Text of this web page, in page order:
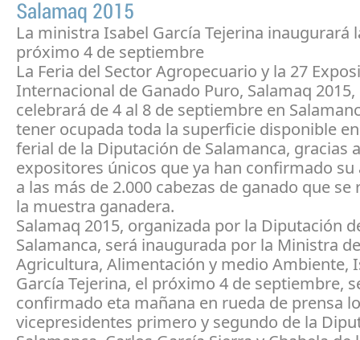
Salamaq 2015
La ministra Isabel García Tejerina inaugurará
próximo 4 de septiembre
La Feria del Sector Agropecuario y la 27
Internacional de Ganado Puro, Salamaq 2015,
celebrará de 4 al 8 de septiembre en
tener ocupada toda la superficie disponible
ferial de la Diputación de Salamanca, gracias
expositores únicos que ya han confirmado su
a las más de 2.000 cabezas de ganado que
la muestra ganadera.
Salamaq 2015, organizada por la Diputación
Salamanca, será inaugurada por la Ministra de
Agricultura, Alimentación y medio Ambiente,
García Tejerina, el próximo 4 de septiembre,
confirmado eta mañana en rueda de prensa
vicepresidentes primero y segundo de la